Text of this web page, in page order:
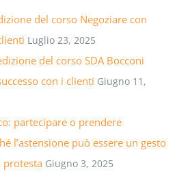
del corso Negoziare con
Luglio 23, 2025
del corso SDA Bocconi
con i clienti Giugno 11,
partecipare o prendere
l’astensione può essere un gesto
protesta Giugno 3, 2025